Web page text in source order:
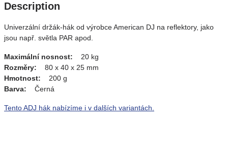
Description
Univerzální držák-hák od výrobce American DJ na reflektory, jako
jsou např. světla PAR apod.
Maximální nosnost: 20 kg
Rozměry: 80 x 40 x 25 mm
Hmotnost: 200 g
Barva: Černá
Tento ADJ hák nabízíme i v dalších variantách.